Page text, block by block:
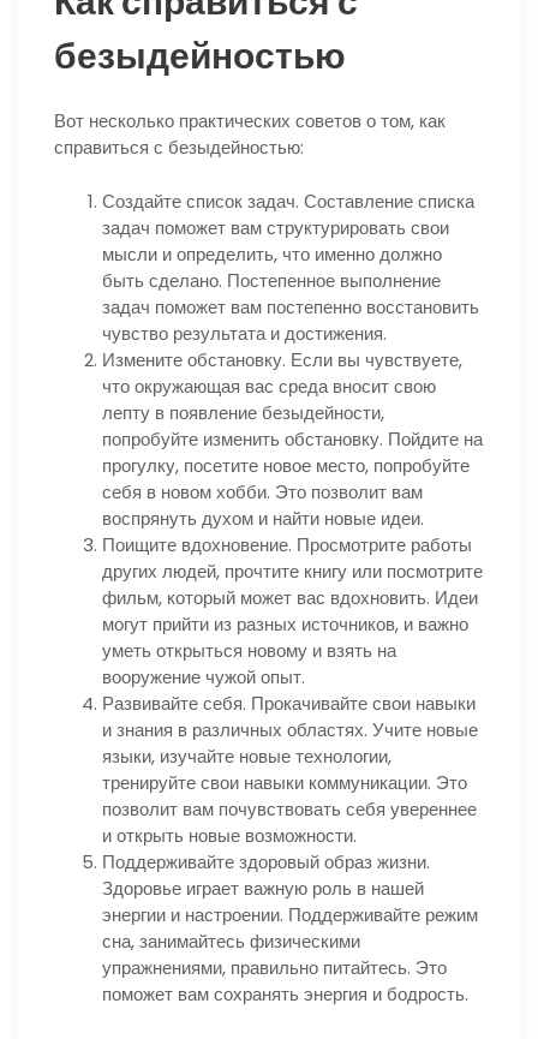
безыдейностью
Вот несколько практических советов о том, как
справиться с безыдейностью:
Создайте список задач. Составление списка
задач поможет вам структурировать свои
мысли и определить, что именно должно
быть сделано. Постепенное выполнение
задач поможет вам постепенно восстановить
чувство результата и достижения.
Измените обстановку. Если вы чувствуете,
что окружающая вас среда вносит свою
лепту в появление безыдейности,
попробуйте изменить обстановку. Пойдите на
прогулку, посетите новое место, попробуйте
себя в новом хобби. Это позволит вам
воспрянуть духом и найти новые идеи.
Поищите вдохновение. Просмотрите работы
других людей, прочтите книгу или посмотрите
фильм, который может вас вдохновить. Идеи
могут прийти из разных источников, и важно
уметь открыться новому и взять на
вооружение чужой опыт.
Развивайте себя. Прокачивайте свои навыки
и знания в различных областях. Учите новые
языки, изучайте новые технологии,
тренируйте свои навыки коммуникации. Это
позволит вам почувствовать себя увереннее
и открыть новые возможности.
Поддерживайте здоровый образ жизни.
Здоровье играет важную роль в нашей
энергии и настроении. Поддерживайте режим
сна, занимайтесь физическими
упражнениями, правильно питайтесь. Это
поможет вам сохранять энергия и бодрость.